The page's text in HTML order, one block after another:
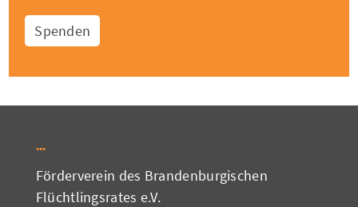
Spenden
Förderverein des Brandenburgischen
Flüchtlingsrates e.V.